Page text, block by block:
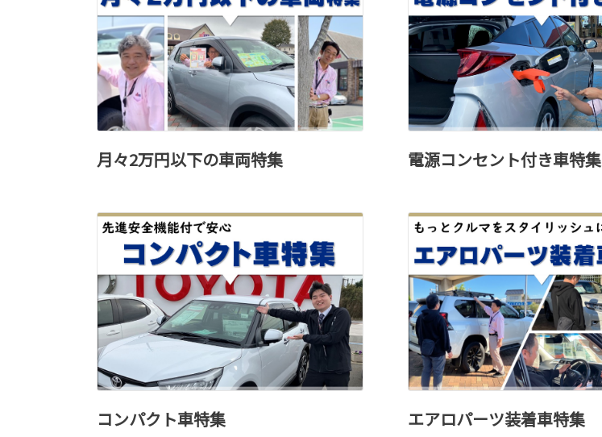
月々2万円以下の車両特集 電源コンセント付き車特集
コンパクト車特集 エアロパーツ装着車特集